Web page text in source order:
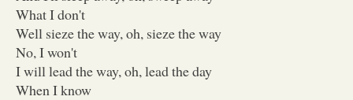
What I don't
Well sieze the way, oh, sieze the way
No, I won't
I will lead the way, oh, lead the day
When I know